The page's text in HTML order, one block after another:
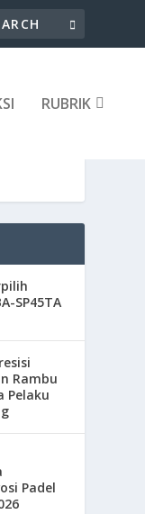
RUBRIK
SP45TA
Rambu
Pelaku
Padel